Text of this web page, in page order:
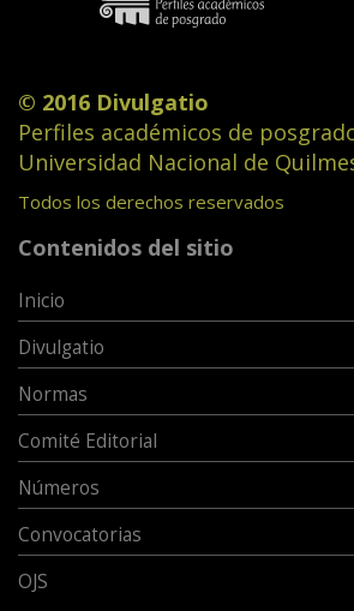
© 2016 Divulgatio
Perfiles académicos de
Universidad Nacional de
Todos los derechos reservados
Contenidos del sitio
Inicio
Divulgatio
Normas
Comité Editorial
Números
Convocatorias
OJS